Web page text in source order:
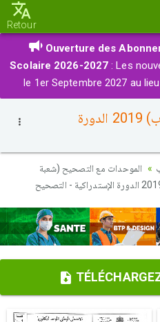
Retour
Ouverture des
Scolaire 2026-2027 : Les
le 1er Septembre 2027 au
اللغة العربية (شعبة الآداب) 2019 الدورة
الموحدات مع التصحيح (شعبة